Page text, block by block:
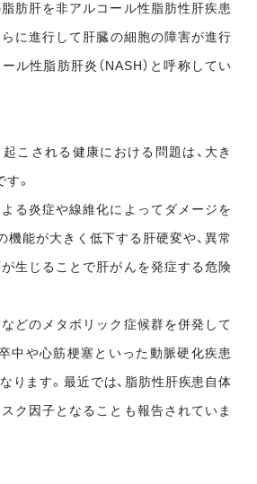
肪肝を非アルコール性脂肪性肝疾患
らに進行して肝臓の細胞の障害が進行
ル性脂肪肝炎（NASH）と呼称してい
こされる健康における問題は、大き
。
る炎症や線維化によってダメージを
機能が大きく低下する肝硬変や、異常
生じることで肝がんを発症する危険
どのメタボリック症候群を併発して
中や心筋梗塞といった動脈硬化疾患
ります。最近では、脂肪性肝疾患自体
ク因子となることも報告されていま